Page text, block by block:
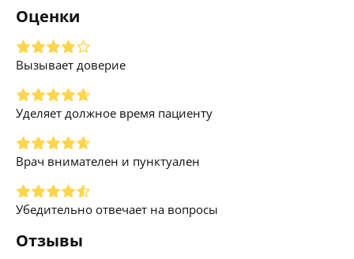
Оценки
Вызывает доверие
Уделяет должное время пациенту
Врач внимателен и пунктуален
Убедительно отвечает на вопросы
Отзывы